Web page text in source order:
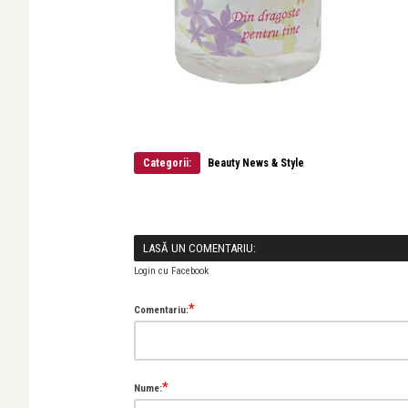
Categorii: Beauty News & Style
LASĂ UN COMENTARIU:
Login cu Facebook
Comentariu:*
Nume:*